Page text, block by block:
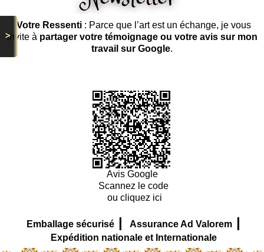
>
Votre Ressenti: Parce que l’art est un échange, je vous
invite à partager votre témoignage ou votre avis sur mon
travail sur Google.
Avis Google
Scannez le code
ou cliquez ici
Emballage sécurisé | Assurance Ad Valorem |
Expédition nationale et Internationale